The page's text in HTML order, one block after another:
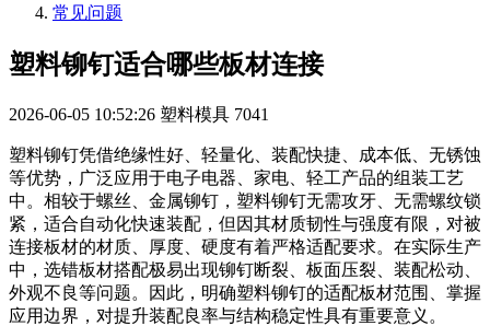
常见问题
塑料铆钉适合哪些板材连接
2026-06-05 10:52:26 塑料模具 7041
塑料铆钉凭借绝缘性好、轻量化、装配快捷、成本低、无锈蚀
等优势，广泛应用于电子电器、家电、轻工产品的组装工艺
中。相较于螺丝、金属铆钉，塑料铆钉无需攻牙、无需螺纹锁
紧，适合自动化快速装配，但因其材质韧性与强度有限，对被
连接板材的材质、厚度、硬度有着严格适配要求。在实际生产
中，选错板材搭配极易出现铆钉断裂、板面压裂、装配松动、
外观不良等问题。因此，明确塑料铆钉的适配板材范围、掌握
应用边界，对提升装配良率与结构稳定性具有重要意义。